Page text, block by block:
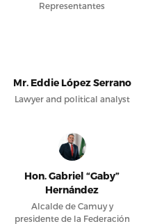
Representantes
Mr. Eddie López Serrano
Lawyer and political analyst
Hon. Gabriel “Gaby”
Hernández
Alcalde de Camuy y
presidente de la Federación